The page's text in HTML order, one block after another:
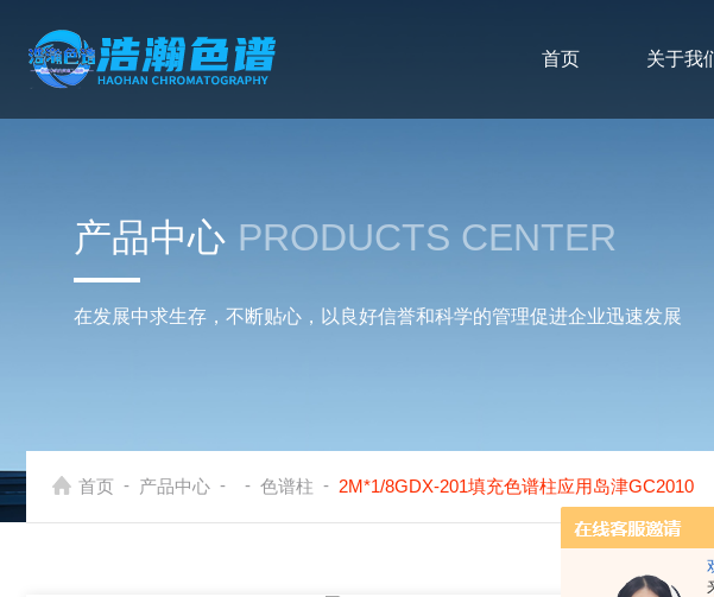
首页 关于我
产品中心 PRODUCTS CENTER
在发展中求生存，不断贴心，以良好信誉和科学的管理促进企业迅速发展
首页 - 产品中心 - - 色谱柱 - 2M*1/8GDX-201填充色谱柱应用岛津GC2010